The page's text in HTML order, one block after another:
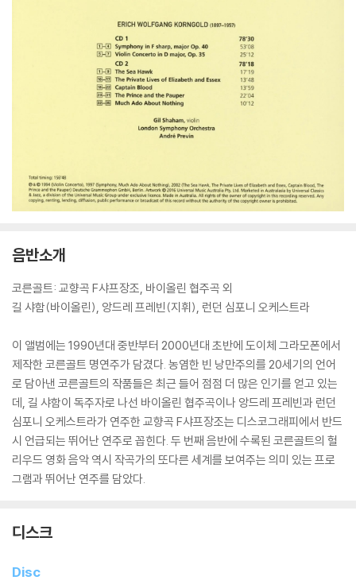
음반소개
코른골트: 교향곡 F샤프장조, 바이올린 협주곡 외
길 샤함(바이올린), 앙드레 프레빈(지휘), 런던 심포니 오케스트라
이 앨범에는 1990년대 중반부터 2000년대 초반에 도이체 그라모폰에서
제작한 코른골트 명연주가 담겼다. 농염한 빈 낭만주의를 20세기의 언어
로 담아낸 코른골트의 작품들은 최근 들어 점점 더 많은 인기를 얻고 있는
데, 길 샤함이 독주자로 나선 바이올린 협주곡이나 앙드레 프레빈과 런던
심포니 오케스트라가 연주한 교향곡 F샤프장조는 디스코그래피에서 반드
시 언급되는 뛰어난 연주로 꼽힌다. 두 번째 음반에 수록된 코른골트의 헐
리우드 영화 음악 역시 작곡가의 또다른 세계를 보여주는 의미 있는 프로
그램과 뛰어난 연주를 담았다.
디스크
Disc